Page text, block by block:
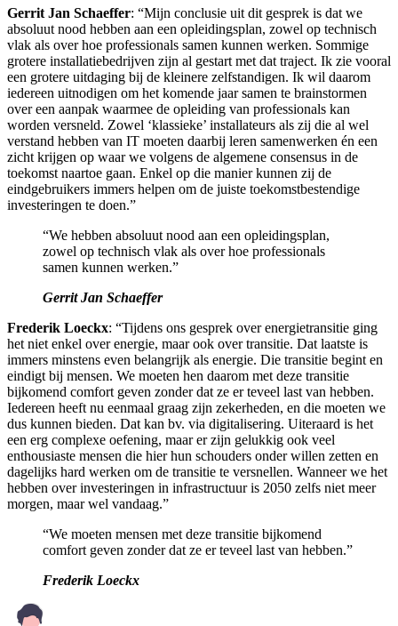
Gerrit Jan Schaeffer: “Mijn conclusie uit dit gesprek is dat we
absoluut nood hebben aan een opleidingsplan, zowel op technisch
vlak als over hoe professionals samen kunnen werken. Sommige
grotere installatiebedrijven zijn al gestart met dat traject. Ik zie vooral
een grotere uitdaging bij de kleinere zelfstandigen. Ik wil daarom
iedereen uitnodigen om het komende jaar samen te brainstormen
over een aanpak waarmee de opleiding van professionals kan
worden versneld. Zowel ‘klassieke’ installateurs als zij die al wel
verstand hebben van IT moeten daarbij leren samenwerken én een
zicht krijgen op waar we volgens de algemene consensus in de
toekomst naartoe gaan. Enkel op die manier kunnen zij de
eindgebruikers immers helpen om de juiste toekomstbestendige
investeringen te doen.”
“We hebben absoluut nood aan een opleidingsplan,
zowel op technisch vlak als over hoe professionals
samen kunnen werken.”
Gerrit Jan Schaeffer
Frederik Loeckx: “Tijdens ons gesprek over energietransitie ging
het niet enkel over energie, maar ook over transitie. Dat laatste is
immers minstens even belangrijk als energie. Die transitie begint en
eindigt bij mensen. We moeten hen daarom met deze transitie
bijkomend comfort geven zonder dat ze er teveel last van hebben.
Iedereen heeft nu eenmaal graag zijn zekerheden, en die moeten we
dus kunnen bieden. Dat kan bv. via digitalisering. Uiteraard is het
een erg complexe oefening, maar er zijn gelukkig ook veel
enthousiaste mensen die hier hun schouders onder willen zetten en
dagelijks hard werken om de transitie te versnellen. Wanneer we het
hebben over investeringen in infrastructuur is 2050 zelfs niet meer
morgen, maar wel vandaag.”
“We moeten mensen met deze transitie bijkomend
comfort geven zonder dat ze er teveel last van hebben.”
Frederik Loeckx